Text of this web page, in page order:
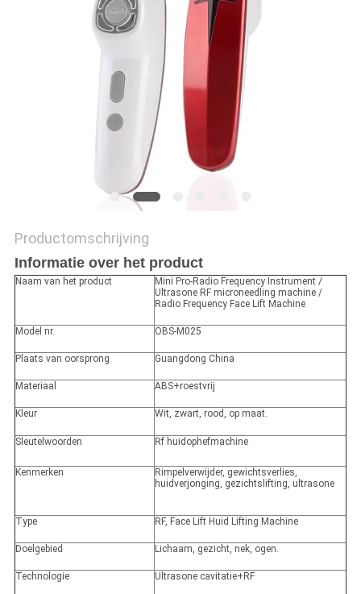
Productomschrijving
Informatie over het product
Naam van het product
Mini Pro-Radio Frequency Instrument /
Ultrasone RF microneedling machine /
Radio Frequency Face Lift Machine
Model nr. OBS-M025
Plaats van oorsprong Guangdong China
Materiaal ABS+roestvrij
Kleur Wit, zwart, rood, op maat.
Sleutelwoorden Rf huidophefmachine
Kenmerken
Rimpelverwijder, gewichtsverlies,
huidverjonging, gezichtslifting, ultrasone
Type RF, Face Lift Huid Lifting Machine
Doelgebied Lichaam, gezicht, nek, ogen.
Technologie Ultrasone cavitatie+RF